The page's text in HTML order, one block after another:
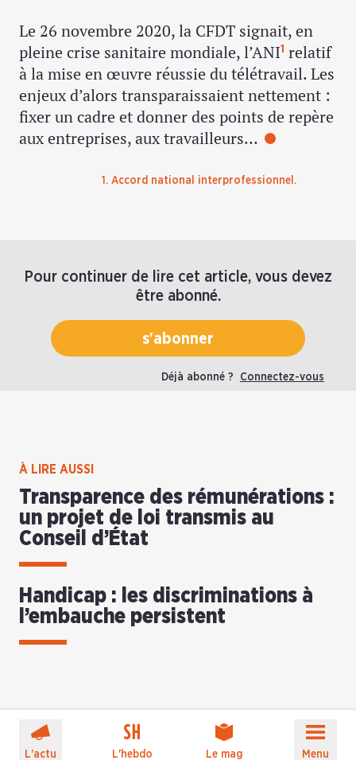
1. Accord national interprofessionnel.
Le 26 novembre 2020, la CFDT signait, en
pleine crise sanitaire mondiale, l’ANI1 relatif
à la mise en œuvre réussie du télétravail. Les
enjeux d’alors transparaissaient nettement :
fixer un cadre et donner des points de repère
aux entreprises, aux travailleurs…
Pour continuer de lire cet article, vous devez
être abonné.
s'abonner
Déjà abonné ? Connectez-vous
À LIRE AUSSI
Transparence des rémunérations :
un projet de loi transmis au
Conseil d’État
Handicap : les discriminations à
l’embauche persistent
L'actu L'hebdo Le mag Menu